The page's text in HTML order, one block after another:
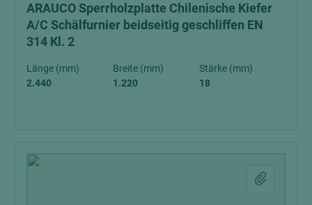
ARAUCO Sperrholzplatte Chilenische Kiefer
A/C Schälfurnier beidseitig geschliffen EN
314 Kl. 2
Länge (mm)
2.440
Breite (mm)
1.220
Stärke (mm)
18